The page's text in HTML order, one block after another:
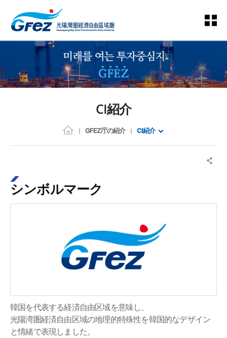
CI紹介
GFEZ庁の紹介 CI紹介
シンボルマーク
韓国を代表する経済自由区域を意味し、
光陽湾圏経済自由区域の地理的特殊性を韓国的なデザイン
と情緒で表現しました。